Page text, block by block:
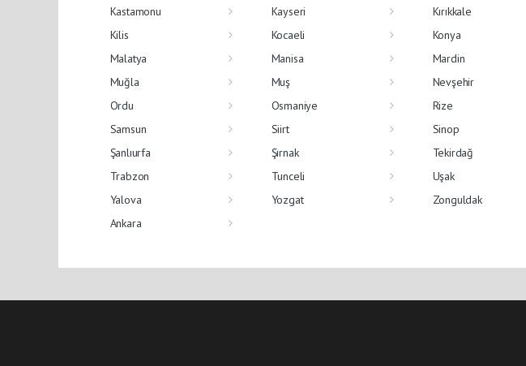
Kastamonu
Kayseri Kırıkkale
Kilis
Kocaeli Konya
Malatya
Manisa Mardin
Muğla
Muş Nevşehir
Ordu
Osmaniye Rize
Samsun
Siirt Sinop
Şanlıurfa
Şırnak Tekirdağ
Trabzon
Tunceli Uşak
Yalova
Yozgat Zonguldak
Ankara